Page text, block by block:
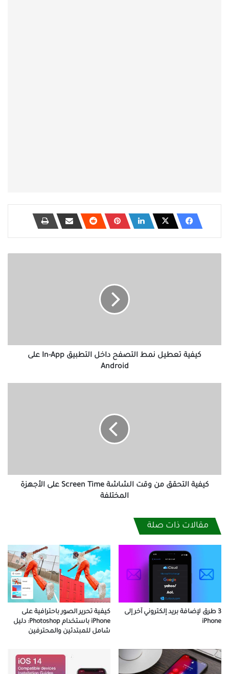
على
Android
كيفية تعطيل نمط التصفح داخل التطبيق In-App على
Android
الأجهزة
المختلفة
كيفية التحقق من وقت الشاشة Screen Time على الأجهزة
المختلفة
مقالات ذات صلة
3 طرق لإضافة بريد إلكتروني آخر إلى
iPhone
كيفية تحرير الصور باحترافية على
iPhone باستخدام Photoshop: دليل
شامل للمبتدئين والمحترفين